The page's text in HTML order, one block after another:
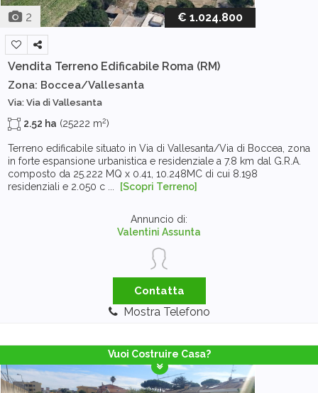
2 € 1.024.800
Vendita Terreno Edificabile Roma (RM)
Zona: Boccea/Vallesanta
Via: Via di Vallesanta
2.52 ha (25222 m2)
Terreno edificabile situato in Via di Vallesanta/Via di Boccea, zona
in forte espansione urbanistica e residenziale a 7.8 km dal G.R.A.
composto da 25.222 MQ x 0.41, 10.248MC di cui 8.198
residenziali e 2.050 c ...
[Scopri Terreno]
Annuncio di:
Valentini Assunta
Contatta
Mostra Telefono
Vuoi Costruire Casa?